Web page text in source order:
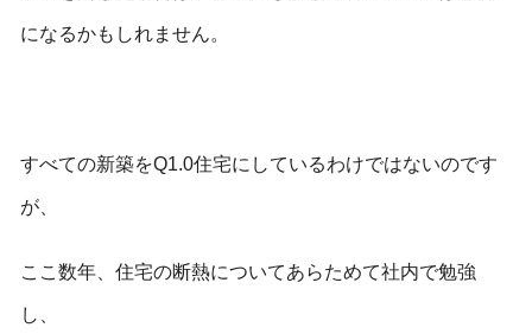
になるかもしれません。
すべての新築をQ1.0住宅にしているわけではないのです
が、
ここ数年、住宅の断熱についてあらためて社内で勉強
し、